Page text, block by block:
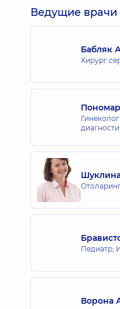
Ведущие
Бабляк
Хирург
Педиатр;
Ворона